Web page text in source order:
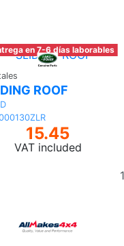
en 7-6 días laborables
ROOF
15.45
VAT included